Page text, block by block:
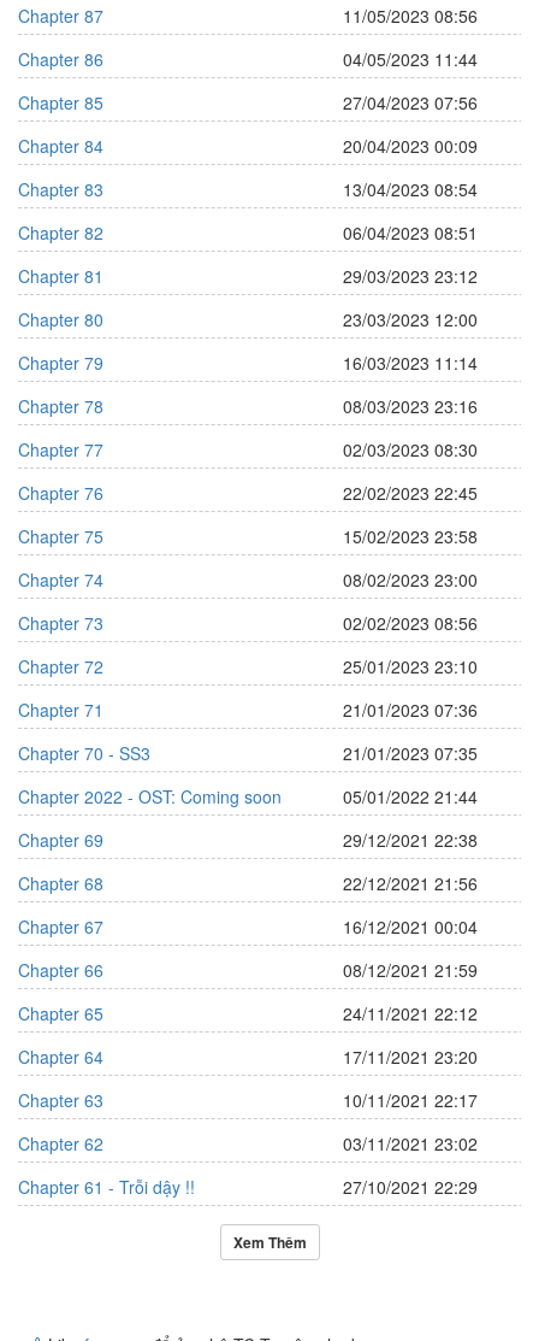
Chapter 87
11/05/2023 08:56
Chapter 86
04/05/2023 11:44
Chapter 85
27/04/2023 07:56
Chapter 84
20/04/2023 00:09
Chapter 83
13/04/2023 08:54
Chapter 82
06/04/2023 08:51
Chapter 81
29/03/2023 23:12
Chapter 80
23/03/2023 12:00
Chapter 79
16/03/2023 11:14
Chapter 78
08/03/2023 23:16
Chapter 77
02/03/2023 08:30
Chapter 76
22/02/2023 22:45
Chapter 75
15/02/2023 23:58
Chapter 74
08/02/2023 23:00
Chapter 73
02/02/2023 08:56
Chapter 72
25/01/2023 23:10
Chapter 71
21/01/2023 07:36
Chapter 70 - SS3
21/01/2023 07:35
Chapter 2022 - OST: Coming soon
05/01/2022 21:44
Chapter 69
29/12/2021 22:38
Chapter 68
22/12/2021 21:56
Chapter 67
16/12/2021 00:04
Chapter 66
08/12/2021 21:59
Chapter 65
24/11/2021 22:12
Chapter 64
17/11/2021 23:20
Chapter 63
10/11/2021 22:17
Chapter 62
03/11/2021 23:02
Chapter 61 - Trỗi dậy !!
27/10/2021 22:29
Xem Thêm